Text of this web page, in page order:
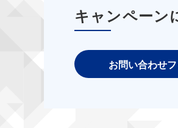
キャンペーン
お問い合わせ